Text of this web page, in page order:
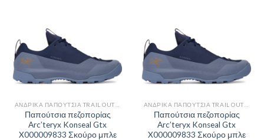
ΑΝΔΡΙΚΆ ΠΑΠΟΎΤΣΙΑ TRAIL OUTDOR
Παπούτσια πεζοπορίας
Arc’teryx Konseal Gtx
X000009833 Σκούρο μπλε
ΑΝΔΡΙΚΆ ΠΑΠΟΎΤΣΙΑ TRAIL OUTDOR
Παπούτσια πεζοπορίας
Arc’teryx Konseal Gtx
X000009833 Σκούρο μπλε